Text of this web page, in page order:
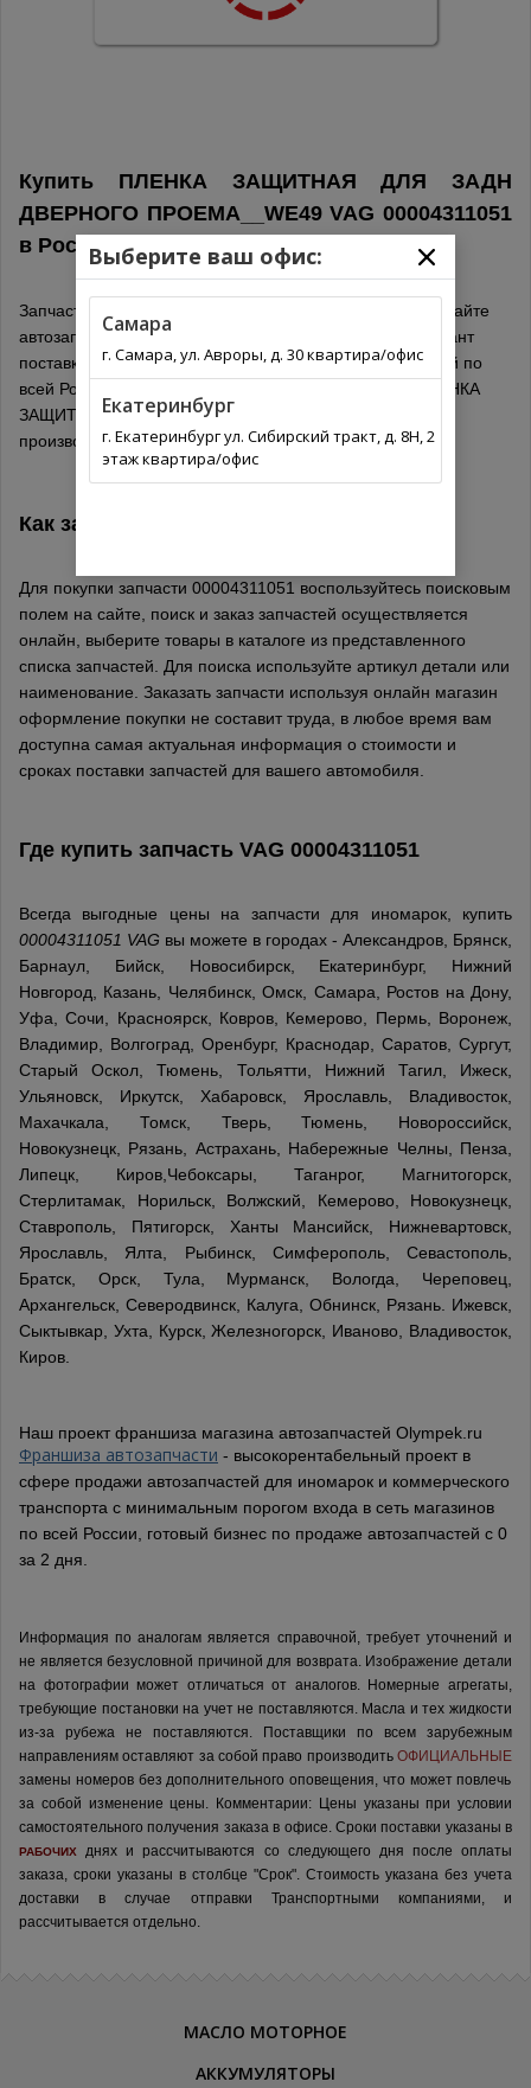
Купить ПЛЕНКА ЗАЩИТНАЯ ДЛЯ ЗАДН
ДВЕРНОГО ПРОЕМА__WE49 VAG 00004311051
в Россия
Запчасти для иномарок онлайн не выходя из дома на сайте
автозапчастей. Выберите из списка оптимальный вариант
поставки для вашего региона. Автозапчасти с доставкой по
всей России. Обязательно проверьте подходит ли ПЛЕНКА
ЗАЩИТНАЯ ДЛЯ ЗАДН ДВЕРНОГО ПРОЕМА__WE49
производитель VAG по каталогу.
Как заказать деталь 00004311051
Для покупки запчасти 00004311051 воспользуйтесь поисковым
полем на сайте, поиск и заказ запчастей осуществляется
онлайн, выберите товары в каталоге из представленного
списка запчастей. Для поиска используйте артикул детали или
наименование. Заказать запчасти используя онлайн магазин
оформление покупки не составит труда, в любое время вам
доступна самая актуальная информация о стоимости и
сроках поставки запчастей для вашего автомобиля.
Где купить запчасть VAG 00004311051
Всегда выгодные цены на запчасти для иномарок, купить
00004311051 VAG вы можете в городах - Александров, Брянск,
Барнаул, Бийск, Новосибирск, Екатеринбург, Нижний
Новгород, Казань, Челябинск, Омск, Самара, Ростов на Дону,
Уфа, Сочи, Красноярск, Ковров, Кемерово, Пермь, Воронеж,
Владимир, Волгоград, Оренбург, Краснодар, Саратов, Сургут,
Старый Оскол, Тюмень, Тольятти, Нижний Тагил, Ижеск,
Ульяновск, Иркутск, Хабаровск, Ярославль, Владивосток,
Махачкала, Томск, Тверь, Тюмень, Новороссийск,
Новокузнецк, Рязань, Астрахань, Набережные Челны, Пенза,
Липецк, Киров,Чебоксары, Таганрог, Магнитогорск,
Стерлитамак, Норильск, Волжский, Кемерово, Новокузнецк,
Ставрополь, Пятигорск, Ханты Мансийск, Нижневартовск,
Ярославль, Ялта, Рыбинск, Симферополь, Севастополь,
Братск, Орск, Тула, Мурманск, Вологда, Череповец,
Архангельск, Северодвинск, Калуга, Обнинск, Рязань. Ижевск,
Сыктывкар, Ухта, Курск, Железногорск, Иваново, Владивосток,
Киров.
Наш проект франшиза магазина автозапчастей Olympek.ru
Франшиза автозапчасти - высокорентабельный проект в
сфере продажи автозапчастей для иномарок и коммерческого
транспорта с минимальным порогом входа в сеть магазинов
по всей России, готовый бизнес по продаже автозапчастей с 0
за 2 дня.
Информация по аналогам является справочной, требует уточнений и
не является безусловной причиной для возврата. Изображение детали
на фотографии может отличаться от аналогов. Номерные агрегаты,
требующие постановки на учет не поставляются. Масла и тех жидкости
из-за рубежа не поставляются.
Поставщики по всем зарубежным
направлениям оставляют за собой право производить ОФИЦИАЛЬНЫЕ
замены номеров без дополнительного оповещения, что может повлечь
за собой изменение цены. Комментарии: Цены указаны при условии
самостоятельного получения заказа в офисе. Сроки поставки указаны в
РАБОЧИХ
днях и рассчитываются со следующего дня после оплаты
заказа, сроки указаны в столбце "Срок". Стоимость указана без учета
доставки в случае отправки Транспортными компаниями, и
рассчитывается отдельно.
МАСЛО МОТОРНОЕ
АККУМУЛЯТОРЫ
Выберите ваш офис:
Самара
г. Самара, ул. Авроры, д. 30 квартира/офис
Екатеринбург
г. Екатеринбург ул. Сибирский тракт, д. 8Н, 2
этаж квартира/офис